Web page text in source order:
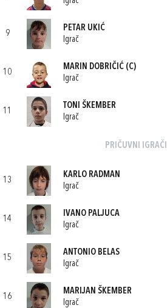
9
PETAR UKIĆ
Igrač
10
MARIN DOBRIČIĆ (C)
Igrač
11
TONI ŠKEMBER
Igrač
PRIČUVNI IGRAČI
13
KARLO RADMAN
Igrač
14
IVANO PALJUCA
Igrač
15
ANTONIO BELAS
Igrač
16
MARIJAN ŠKEMBER
Igrač